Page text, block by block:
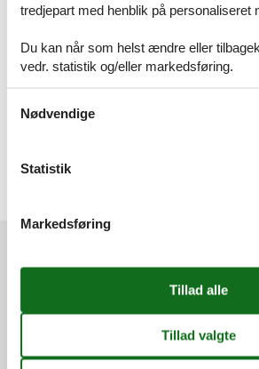
Geografier
Tyskland
Bayern
Mittelfranken
Oberfranken
Tilbudsmail
Persondatapolitik
Cookies
tredjepart med henblik på personaliseret
Du kan når som helst ændre eller
vedr. statistik og/eller markedsføring.
Nødvendige
Statistik
Markedsføring